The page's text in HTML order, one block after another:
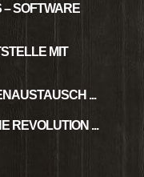
– SOFTWARE
MIT
...
REVOLUTION ...